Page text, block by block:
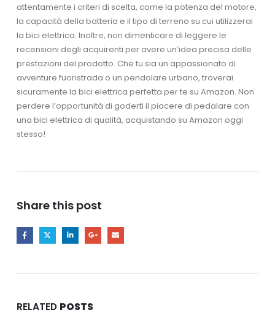
attentamente i criteri di scelta, come la potenza del motore,
la capacità della batteria e il tipo di terreno su cui utilizzerai
la bici elettrica. Inoltre, non dimenticare di leggere le
recensioni degli acquirenti per avere un’idea precisa delle
prestazioni del prodotto. Che tu sia un appassionato di
avventure fuoristrada o un pendolare urbano, troverai
sicuramente la bici elettrica perfetta per te su Amazon. Non
perdere l’opportunità di goderti il piacere di pedalare con
una bici elettrica di qualità, acquistando su Amazon oggi
stesso!
Share this post
RELATED POSTS